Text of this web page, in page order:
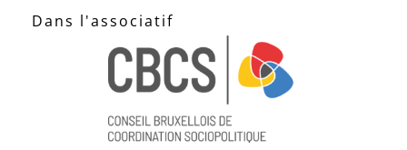
Dans l'associatif